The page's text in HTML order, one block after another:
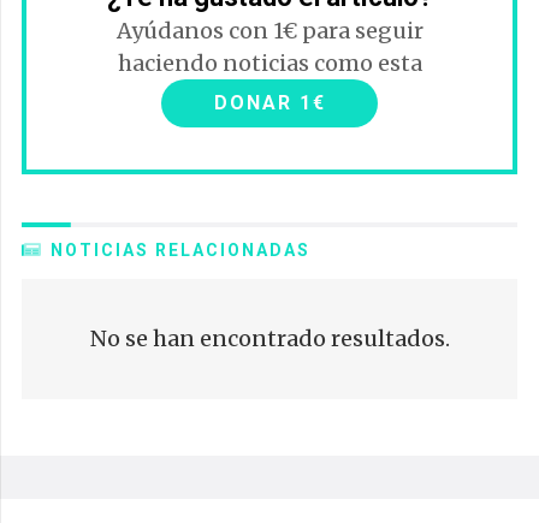
Ayúdanos con 1€ para seguir
haciendo noticias como esta
DONAR 1€
NOTICIAS RELACIONADAS
No se han encontrado resultados.